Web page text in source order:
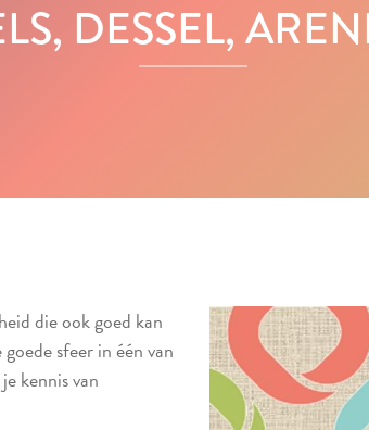
DESSEL,
die ook goed kan
sfeer in één van
kennis van